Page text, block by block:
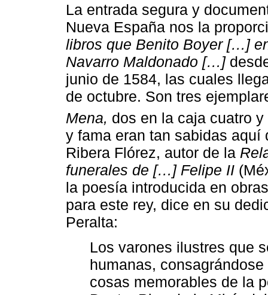
La entrada segura y
Nueva España nos la
libros que Benito Boyer […]
Navarro Maldonado […]
junio de 1584, las cuales
de octubre. Son tres
Mena, dos en la caja cuatro
y fama eran tan sabidas
Ribera Flórez, autor de la
funerales de […] Felipe II
la poesía introducida en
para este rey, dice en su
Peralta:
Los varones ilustres que
humanas,
cosas memorables de la